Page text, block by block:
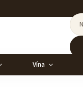
Vína